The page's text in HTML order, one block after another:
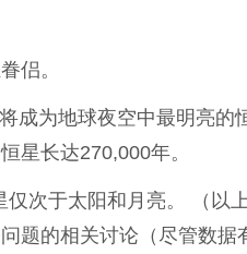
侣。
成为地球夜空中最明亮的
星长达270,000年。
次于太阳和月亮。 （以
题的相关讨论（尽管数据